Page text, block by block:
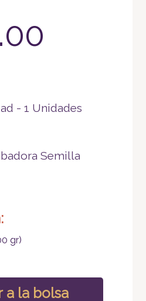
- 1 Unidades
Semilla
gr)
a la bolsa